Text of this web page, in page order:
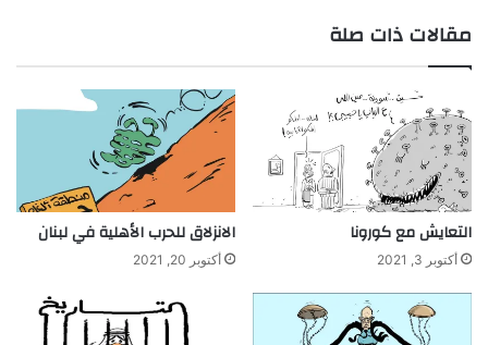
مقالات ذات صلة
التعايش مع كورونا
أكتوبر 3, 2021
الانزلاق للحرب الأهلية في لبنان
أكتوبر 20, 2021